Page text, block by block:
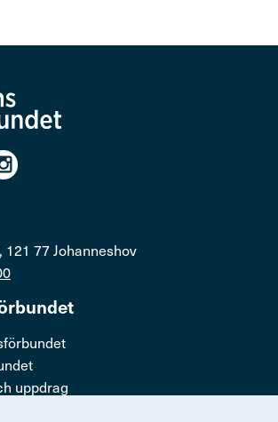
77 Johanneshov
uppdrag